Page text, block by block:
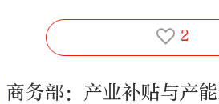
2
商务部：产业补贴与产